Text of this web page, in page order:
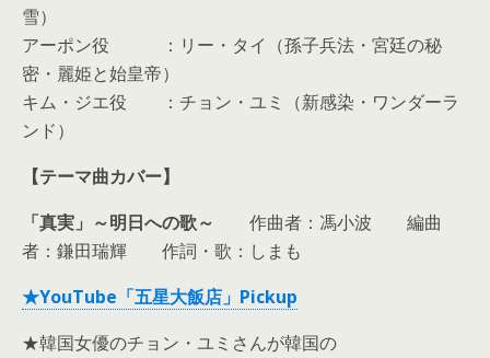
雪）
アーポン役 ：リー・タイ（孫子兵法・宮廷の秘
密・麗姫と始皇帝）
キム・ジエ役 ：チョン・ユミ（新感染・ワンダーラ
ンド）
【テーマ曲カバー】
「真実」～明日への歌～ 作曲者：馮小波 編曲
者：鎌田瑞輝 作詞・歌：しまも
★YouTube「五星大飯店」Pickup
★韓国女優のチョン・ユミさんが韓国の